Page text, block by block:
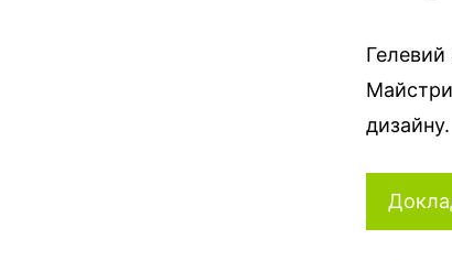
Гелевий
Майстри
дизайну.